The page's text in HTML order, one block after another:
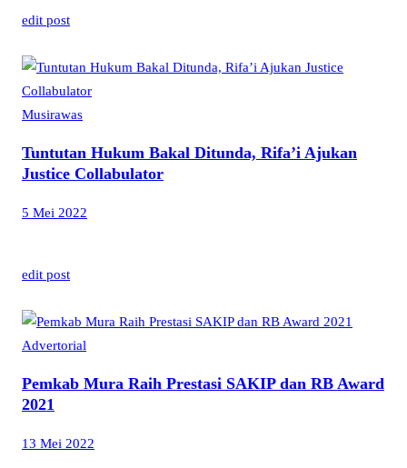
edit post
Musirawas
Tuntutan Hukum Bakal Ditunda, Rifa’i Ajukan
Justice Collabulator
5 Mei 2022
edit post
Advertorial
Pemkab Mura Raih Prestasi SAKIP dan RB Award
2021
13 Mei 2022